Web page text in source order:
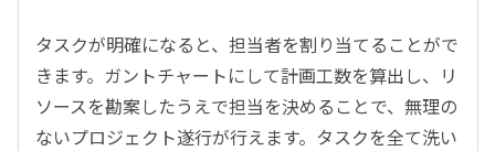
タスクが明確になると、担当者を割り当てることがで
きます。ガントチャートにして計画工数を算出し、リ
ソースを勘案したうえで担当を決めることで、無理の
ないプロジェクト遂行が行えます。タスクを全て洗い